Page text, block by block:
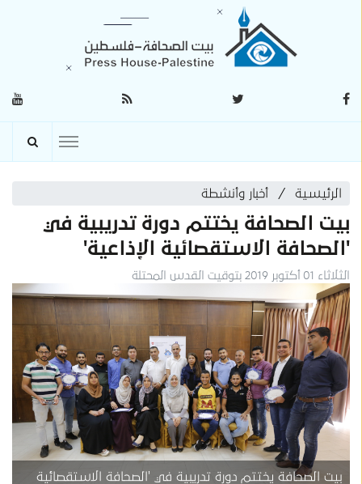
الرئيسية أخبار وأنشطة
بيت الصحافة يختتم دورة تدريبية في
'الصحافة الاستقصائية الإذاعية'
الثلاثاء 01 أكتوبر 2019 بتوقيت القدس المحتلة
بيت الصحافة يختتم دورة تدريبية في 'الصحافة الاستقصائية